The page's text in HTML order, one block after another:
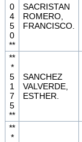
0
4
5
0
**
SACRISTAN
ROMERO,
FRANCISCO.
**
*
5
1
7
5
**
SANCHEZ
VALVERDE,
ESTHER.
**
*